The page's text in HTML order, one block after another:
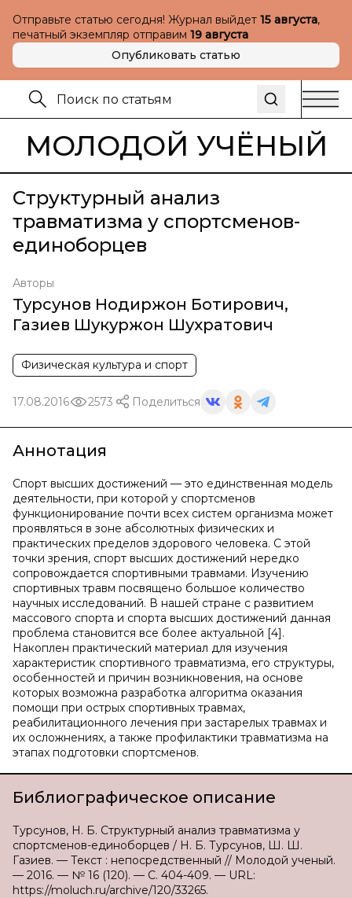
Отправьте статью сегодня! Журнал выйдет 15 августа,
печатный экземпляр отправим 19 августа
Опубликовать статью
МОЛОДОЙ УЧЁНЫЙ
Структурный анализ
травматизма у спортсменов-
единоборцев
Авторы
Турсунов Нодиржон Ботирович,
Газиев Шукуржон Шухратович
Физическая культура и спорт
17.08.2016 2573 Поделиться
Аннотация
Спорт высших достижений — это единственная модель
деятельности, при которой у спортсменов
функционирование почти всех систем организма может
проявляться в зоне абсолютных физических и
практических пределов здорового человека. С этой
точки зрения, спорт высших достижений нередко
сопровождается спортивными травмами. Изучению
спортивных травм посвящено большое количество
научных исследований. В нашей стране с развитием
массового спорта и спорта высших достижений данная
проблема становится все более актуальной [4].
Накоплен практический материал для изучения
характеристик спортивного травматизма, его структуры,
особенностей и причин возникновения, на основе
которых возможна разработка алгоритма оказания
помощи при острых спортивных травмах,
реабилитационного лечения при застарелых травмах и
их осложнениях, а также профилактики травматизма на
этапах подготовки спортсменов.
Библиографическое описание
Турсунов, Н. Б. Структурный анализ травматизма у
спортсменов-единоборцев / Н. Б. Турсунов, Ш. Ш.
Газиев. — Текст : непосредственный // Молодой ученый.
— 2016. — № 16 (120). — С. 404-409. — URL:
https://moluch.ru/archive/120/33265.